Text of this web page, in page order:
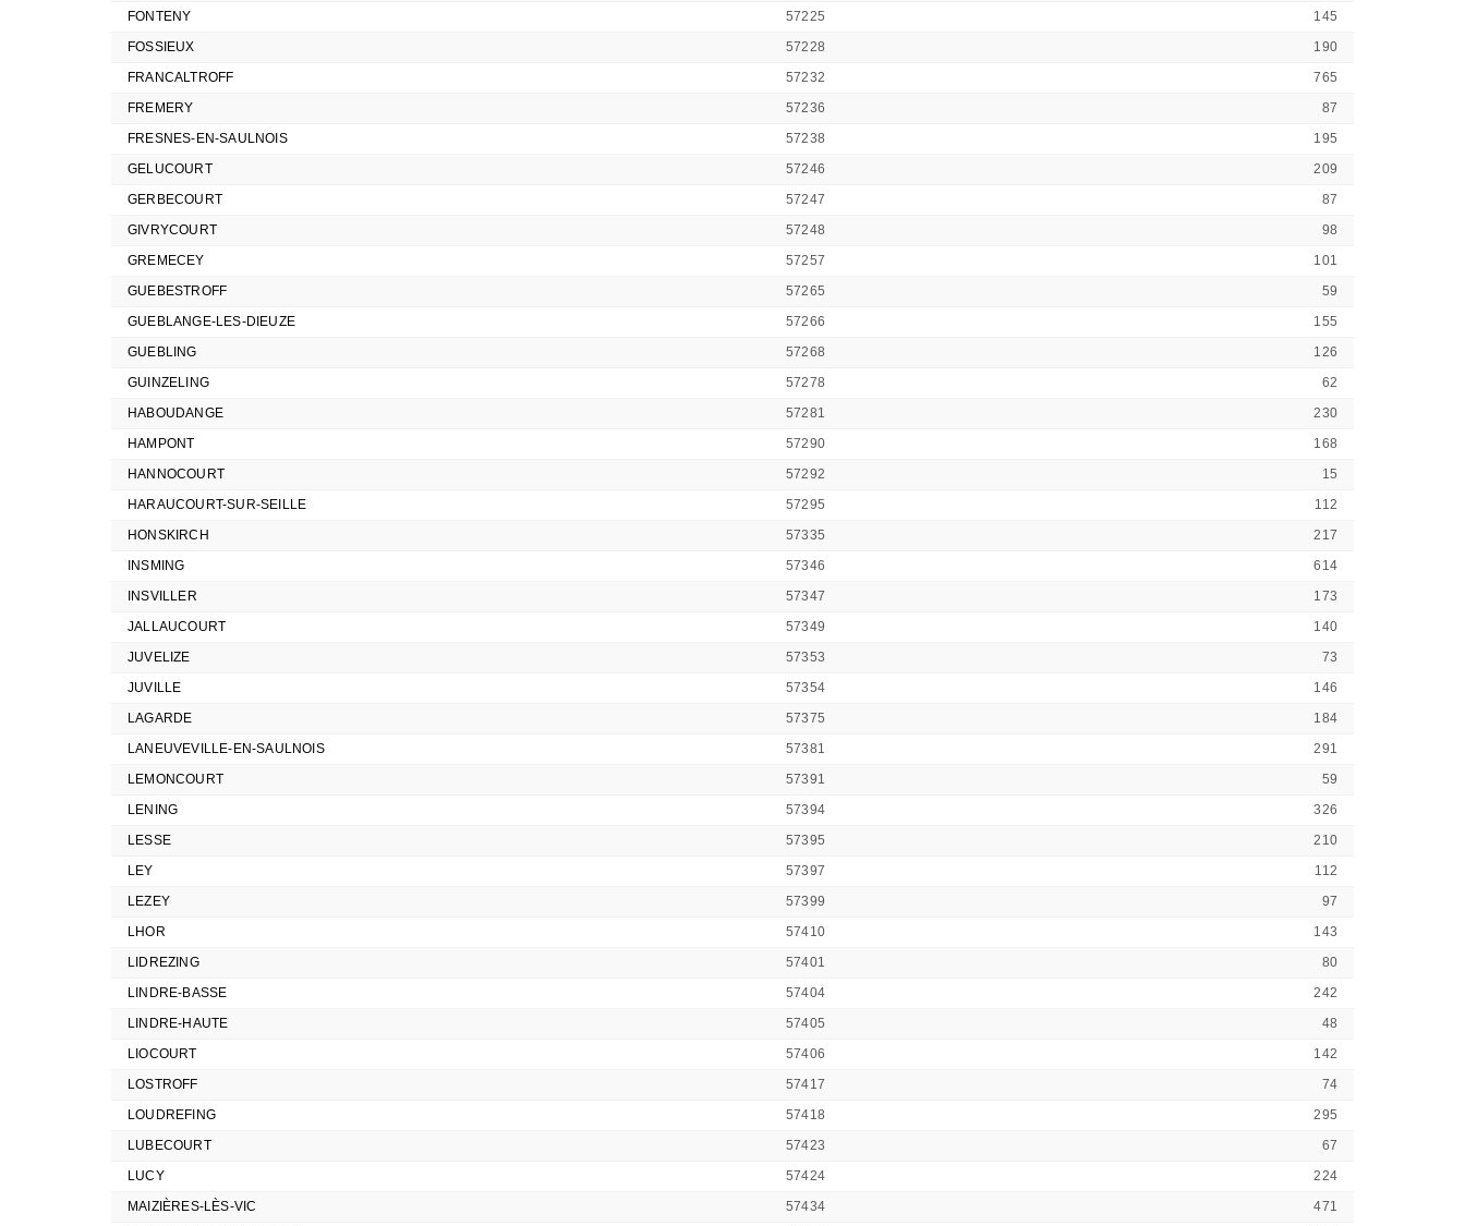
FONTENY
57225
145
FOSSIEUX
57228
190
FRANCALTROFF
57232
765
FREMERY
57236
87
FRESNES-EN-SAULNOIS
57238
195
GELUCOURT
57246
209
GERBECOURT
57247
87
GIVRYCOURT
57248
98
GREMECEY
57257
101
GUEBESTROFF
57265
59
GUEBLANGE-LES-DIEUZE
57266
155
GUEBLING
57268
126
GUINZELING
57278
62
HABOUDANGE
57281
230
HAMPONT
57290
168
HANNOCOURT
57292
15
HARAUCOURT-SUR-SEILLE
57295
112
HONSKIRCH
57335
217
INSMING
57346
614
INSVILLER
57347
173
JALLAUCOURT
57349
140
JUVELIZE
57353
73
JUVILLE
57354
146
LAGARDE
57375
184
LANEUVEVILLE-EN-SAULNOIS
57381
291
LEMONCOURT
57391
59
LENING
57394
326
LESSE
57395
210
LEY
57397
112
LEZEY
57399
97
LHOR
57410
143
LIDREZING
57401
80
LINDRE-BASSE
57404
242
LINDRE-HAUTE
57405
48
LIOCOURT
57406
142
LOSTROFF
57417
74
LOUDREFING
57418
295
LUBECOURT
57423
67
LUCY
57424
224
MAIZIÈRES-LÈS-VIC
57434
471